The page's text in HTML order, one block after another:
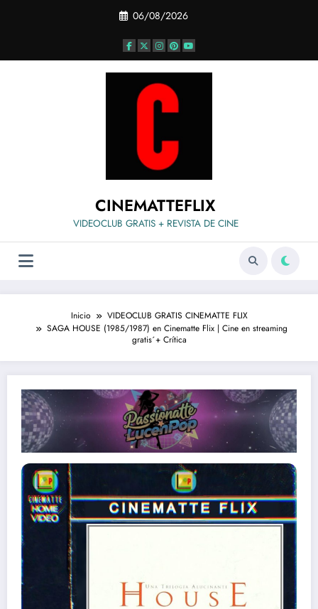
06/08/2026
CINEMATTEFLIX
VIDEOCLUB GRATIS + REVISTA DE CINE
Inicio
VIDEOCLUB GRATIS CINEMATTE FLIX
SAGA HOUSE (1985/1987) en Cinematte Flix | Cine en streaming
gratis´+ Crítica